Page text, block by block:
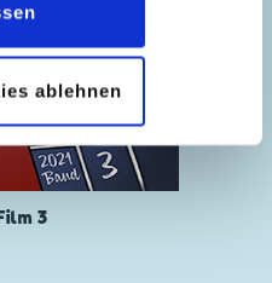
ablehnen
3